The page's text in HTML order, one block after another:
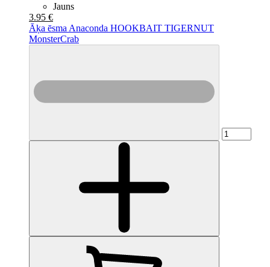
Jauns
3.95 €
Āķa ēsma Anaconda HOOKBAIT TIGERNUT
MonsterCrab